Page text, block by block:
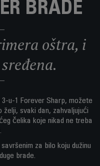
BRADE
oštra, i
u-1 Forever Sharp, možete
svaki dan, zahvaljujući
čelika koje nikad ne treba
za bilo koju dužinu
brade.